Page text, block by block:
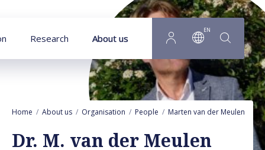
Research About us
EN
Home About us Organisation People Marten van der Meulen
Dr. M. van der Meulen